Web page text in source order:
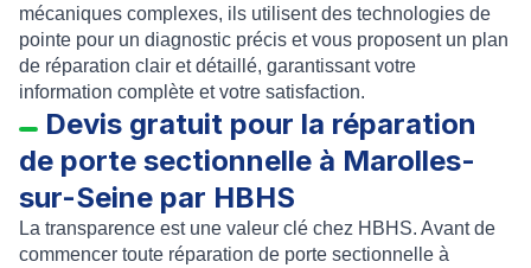
mécaniques complexes, ils utilisent des technologies de
pointe pour un diagnostic précis et vous proposent un plan
de réparation clair et détaillé, garantissant votre
information complète et votre satisfaction.
Devis gratuit pour la réparation
de porte sectionnelle à Marolles-
sur-Seine par HBHS
La transparence est une valeur clé chez HBHS. Avant de
commencer toute réparation de porte sectionnelle à